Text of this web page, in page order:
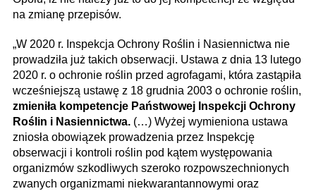
na zmianę przepisów.
„W 2020 r. Inspekcja Ochrony Roślin i Nasiennictwa nie
prowadziła już takich obserwacji. Ustawa z dnia 13 lutego
2020 r. o ochronie roślin przed agrofagami, która zastąpiła
wcześniejszą ustawę z 18 grudnia 2003 o ochronie roślin,
zmieniła kompetencje Państwowej Inspekcji Ochrony
Roślin i Nasiennictwa. (…) Wyżej wymieniona ustawa
zniosła obowiązek prowadzenia przez Inspekcję
obserwacji i kontroli roślin pod kątem występowania
organizmów szkodliwych szeroko rozpowszechnionych
zwanych organizmami niekwarantannowymi oraz